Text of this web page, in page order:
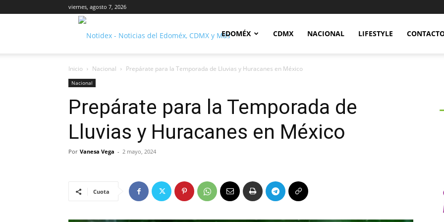
viernes, agosto 7, 2026
Notidex
EDOMÉX CDMX NACIONAL LIFESTYLE
Inicio Nacional Prepárate para la Temporada de Lluvias y Huracanes en México
Nacional
Prepárate para la Temporada de
Lluvias y Huracanes en México
Por Vanesa Vega - 2 mayo, 2024
Cuota